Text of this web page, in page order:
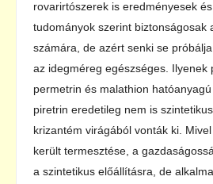
rovarirtószerek is eredményesek
tudományok szerint biztonságosak
számára, de azért senki se
az idegméreg egészséges. Ilyenek
permetrin és malathion
piretrin eredetileg nem is
krizantém virágából vonták ki.
került termesztése, a
a szintetikus előállításra, de